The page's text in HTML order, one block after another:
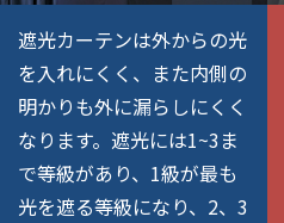
遮光カーテンは外からの光
を入れにくく、また内側の
明かりも外に漏らしにくく
なります。遮光には1~3ま
で等級があり、1級が最も
光を遮る等級になり、2、3